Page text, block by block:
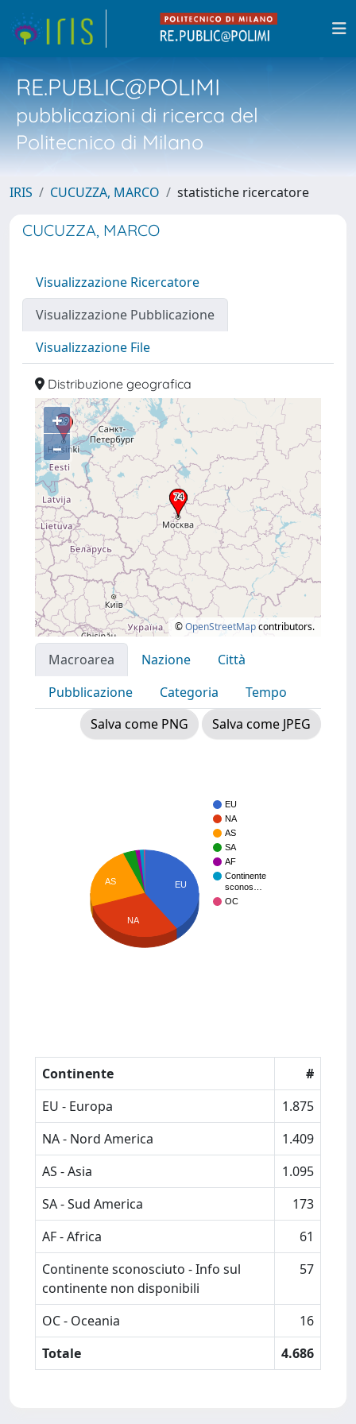
RE.PUBLIC@POLIMI
pubblicazioni di ricerca del
Politecnico di Milano
IRIS CUCUZZA, MARCO statistiche ricercatore
CUCUZZA, MARCO
Visualizzazione Ricercatore
Visualizzazione Pubblicazione
Visualizzazione File
Distribuzione geografica
+
–
©OpenStreetMapcontributors.
Macroarea Nazione
Città
Pubblicazione
Categoria
Tempo
Salva come PNG
Salva come JPEG
EU
NA
AS
SA
AF
Continente
sconos…
OC
EU
AS
NA
Continente
#
EU - Europa
1.875
NA - Nord America
1.409
AS - Asia
1.095
SA - Sud America
173
AF - Africa
61
Continente sconosciuto - Info sul
continente non disponibili
57
OC - Oceania
16
Totale
4.686